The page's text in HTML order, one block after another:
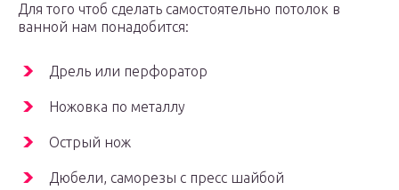
Для того чтоб сделать самостоятельно потолок в
ванной нам понадобится:
Дрель или перфоратор
Ножовка по металлу
Острый нож
Дюбели, саморезы с пресс шайбой